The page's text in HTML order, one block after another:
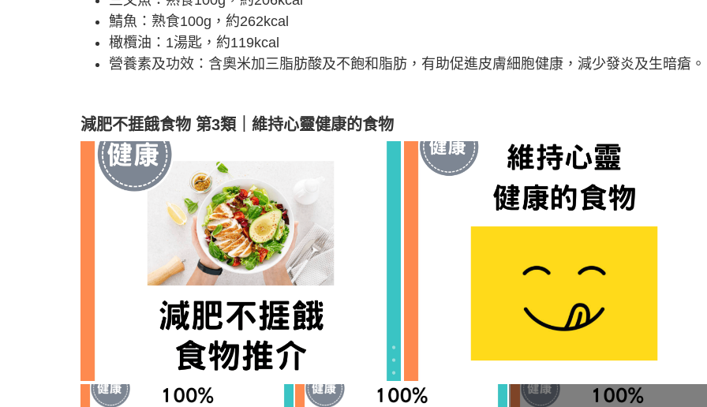
鯖魚：熟食100g，約262kcal
橄欖油：1湯匙，約119kcal
營養素及功效：含奧米加三脂肪酸及不飽和脂肪，有助促進皮膚細胞健康，減少發炎及生暗瘡。
減肥不捱餓食物 第3類 ｜維持心靈健康的食物